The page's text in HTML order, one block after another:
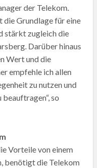
der Telekom.
die Grundlage für eine
stärkt zugleich die
Darüber hinaus
Wert und die
empfehle ich allen
zu nutzen und
so
Vorteile von einem
benötigt die Telekom